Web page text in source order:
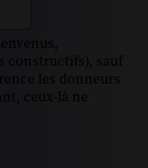
constructifs), sauf
les donneurs
ceux-là ne